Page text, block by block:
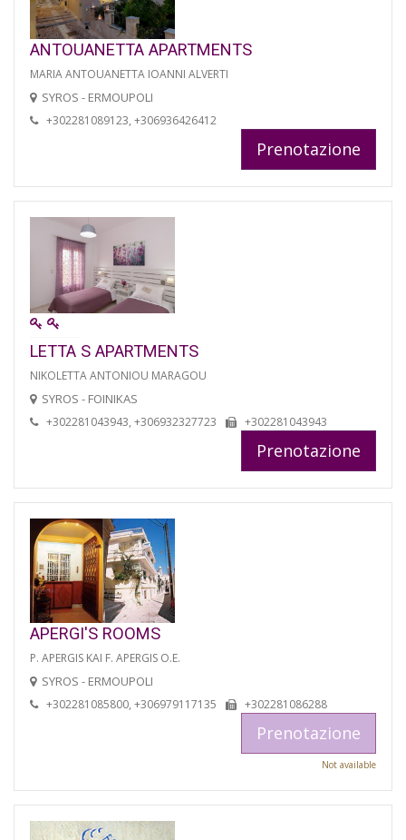
ANTOUANETTA APARTMENTS
MARIA ANTOUANETTA IOANNI ALVERTI
SYROS - ERMOUPOLI
+302281089123, +306936426412
Prenotazione
LETTA S APARTMENTS
NIKOLETTA ANTONIOU MARAGOU
SYROS - FOINIKAS
+302281043943, +306932327723 +302281043943
Prenotazione
APERGI'S ROOMS
P. APERGIS KAI F. APERGIS O.E.
SYROS - ERMOUPOLI
+302281085800, +306979117135 +302281086288
Prenotazione
Not available